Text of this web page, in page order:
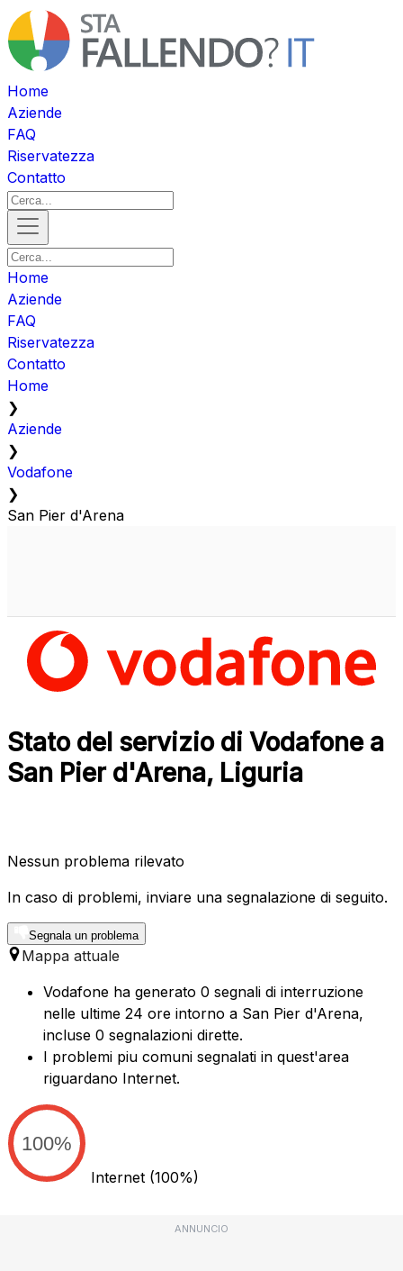
Home
Aziende
FAQ
Riservatezza
Contatto
Home
Aziende
FAQ
Riservatezza
Contatto
Home
❯
Aziende
❯
Vodafone
❯
San Pier d'Arena
Stato del servizio di Vodafone a
San Pier d'Arena, Liguria
Nessun problema rilevato
In caso di problemi, inviare una segnalazione di seguito.
Segnala un problema
Mappa attuale
Vodafone ha generato 0 segnali di interruzione
nelle ultime 24 ore intorno a San Pier d'Arena,
incluse 0 segnalazioni dirette.
I problemi piu comuni segnalati in quest'area
riguardano Internet.
100%
Internet (100%)
ANNUNCIO